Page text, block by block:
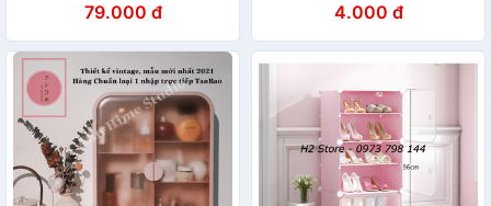
chức túi xách treo tủ tiết
kiệm không gian- Túi đựng
túi xách treo tủ có móc- Giá
treo túi xách ngăn cách
chống bụi
79.000 đ
Bán Tấm Lẻ4.000 đ